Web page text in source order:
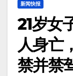
新闻快报
21岁女
人身亡
禁并禁